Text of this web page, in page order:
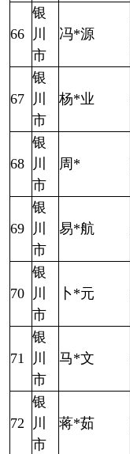
66
银
川
市
冯*源
67
银
川
市
杨*业
68
银
川
市
周*
69
银
川
市
易*航
70
银
川
市
卜*元
71
银
川
市
马*文
72
银
川
市
蒋*茹